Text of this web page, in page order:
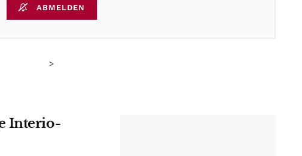
ABMELDEN
>
Interio-